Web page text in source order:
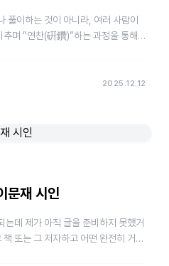
풀이하는 것이 아니라, 여러 사람이
며 “연찬(硏鑽)”하는 과정을 통해
2025.12.12
문재 시인
는데 제가 아직 글을 준비하지 못했거
또는 그 저자하고 어떤 완전히 거리